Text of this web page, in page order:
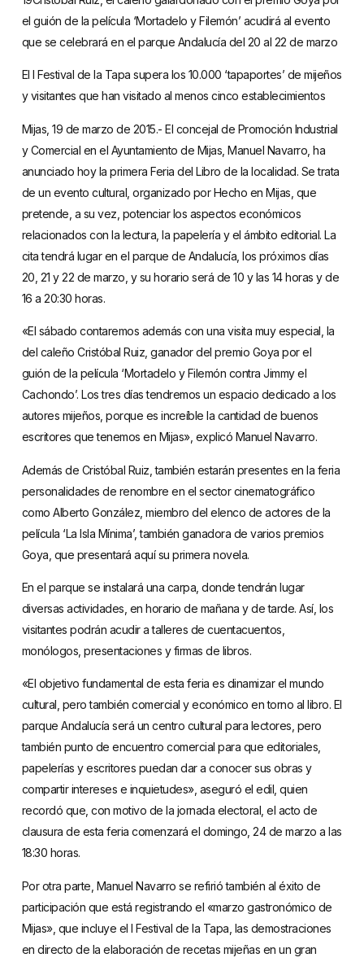
el guión de la película ‘Mortadelo y Filemón’ acudirá al evento
que se celebrará en el parque Andalucía del 20 al 22 de marzo
El I Festival de la Tapa supera los 10.000 ‘tapaportes’ de mijeños
y visitantes que han visitado al menos cinco establecimientos
Mijas, 19 de marzo de 2015.- El concejal de Promoción Industrial
y Comercial en el Ayuntamiento de Mijas, Manuel Navarro, ha
anunciado hoy la primera Feria del Libro de la localidad. Se trata
de un evento cultural, organizado por Hecho en Mijas, que
pretende, a su vez, potenciar los aspectos económicos
relacionados con la lectura, la papelería y el ámbito editorial. La
cita tendrá lugar en el parque de Andalucía, los próximos días
20, 21 y 22 de marzo, y su horario será de 10 y las 14 horas y de
16 a 20:30 horas.
«El sábado contaremos además con una visita muy especial, la
del caleño Cristóbal Ruiz, ganador del premio Goya por el
guión de la película ‘Mortadelo y Filemón contra Jimmy el
Cachondo’. Los tres días tendremos un espacio dedicado a los
autores mijeños, porque es increíble la cantidad de buenos
escritores que tenemos en Mijas», explicó Manuel Navarro.
Además de Cristóbal Ruiz, también estarán presentes en la feria
personalidades de renombre en el sector cinematográfico
como Alberto González, miembro del elenco de actores de la
película ‘La Isla Mínima’, también ganadora de varios premios
Goya, que presentará aquí su primera novela.
En el parque se instalará una carpa, donde tendrán lugar
diversas actividades, en horario de mañana y de tarde. Así, los
visitantes podrán acudir a talleres de cuentacuentos,
monólogos, presentaciones y firmas de libros.
«El objetivo fundamental de esta feria es dinamizar el mundo
cultural, pero también comercial y económico en torno al libro. El
parque Andalucía será un centro cultural para lectores, pero
también punto de encuentro comercial para que editoriales,
papelerías y escritores puedan dar a conocer sus obras y
compartir intereses e inquietudes», aseguró el edil, quien
recordó que, con motivo de la jornada electoral, el acto de
clausura de esta feria comenzará el domingo, 24 de marzo a las
18:30 horas.
Por otra parte, Manuel Navarro se refirió también al éxito de
participación que está registrando el «marzo gastronómico de
Mijas», que incluye el I Festival de la Tapa, las demostraciones
en directo de la elaboración de recetas mijeñas en un gran